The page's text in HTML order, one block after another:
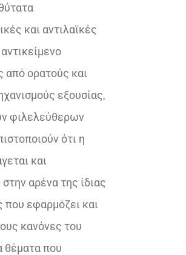
και αντιλαϊκές
από ορατούς και
εξουσίας,
φιλελεύθερων
ότι η
και
αρένα της ίδιας
που εφαρμόζει και
κανόνες του
θέματα που